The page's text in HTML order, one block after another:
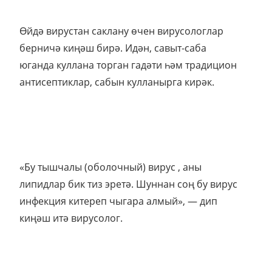
Өйдә вирустан саклану өчен вирусологлар
берничә киңәш бирә. Идән, савыт-саба
юганда куллана торган гадәти һәм традицион
антисептиклар, сабын кулланырга кирәк.
«Бу тышчалы (оболочный) вирус , аны
липидлар бик тиз эретә. Шуннан соң бу вирус
инфекция китереп чыгара алмый», — дип
киңәш итә вирусолог.